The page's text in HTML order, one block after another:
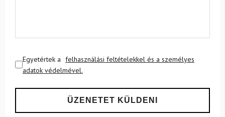
Egyetértek a felhasználási feltételekkel és a személyes
adatok védelmével.